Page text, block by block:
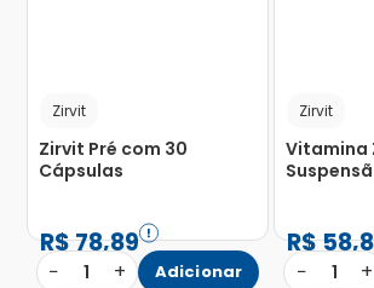
Zirvit
Zirvit Pré com 30
Cápsulas
R$78,89
− 1 + Adicionar
Zirvit
Vitamina
R$58,
− 1 +